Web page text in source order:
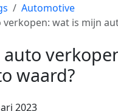
Automotive
wat is mijn
waard?
2023